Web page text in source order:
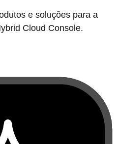
e soluções para a
Cloud Console.